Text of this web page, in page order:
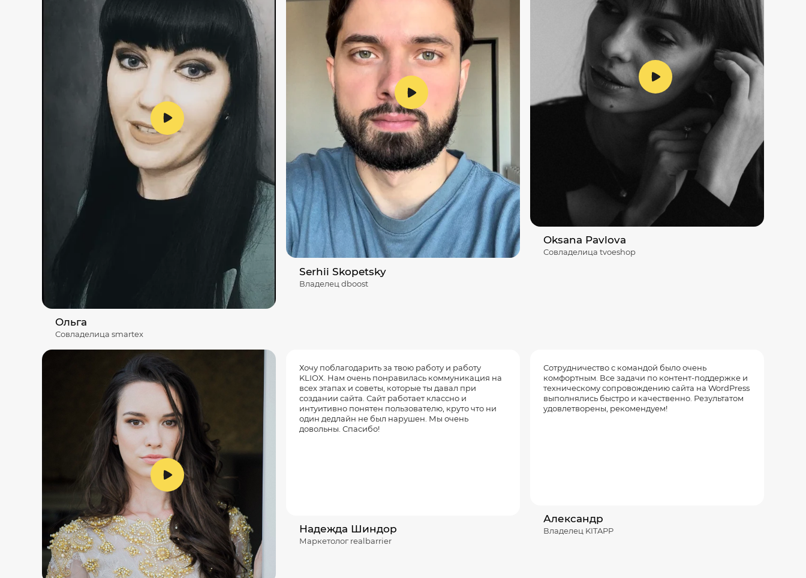
Ольга
Совладелица smartex
Serhii Skopetsky
Владелец dboost
Oksana Pavlova
Совладелица tvoeshop
Хочу поблагодарить за твою работу и работу
KLIOX. Нам очень понравилась коммуникация на
всех этапах и советы, которые ты давал при
создании сайта. Сайт работает классно и
интуитивно понятен пользователю, круто что ни
один дедлайн не был нарушен. Мы очень
довольны. Спасибо!
Надежда Шиндор
Маркетолог realbarrier
Сотрудничество с командой было очень
комфортным. Все задачи по контент-поддержке и
техническому сопровождению сайта на WordPress
выполнялись быстро и качественно. Результатом
удовлетворены, рекомендуем!
Александр
Владелец KITAPP